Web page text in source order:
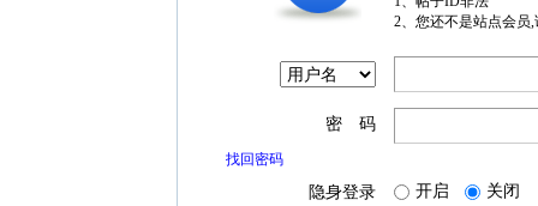
2、您还不是站点会员
密 码
找回密码
隐身登录 开启 关闭